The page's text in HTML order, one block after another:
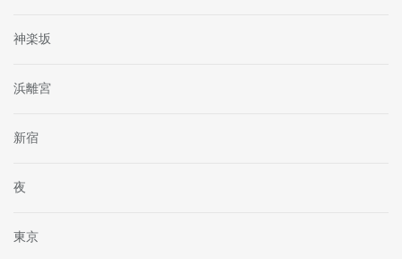
神楽坂
浜離宮
新宿
夜
東京